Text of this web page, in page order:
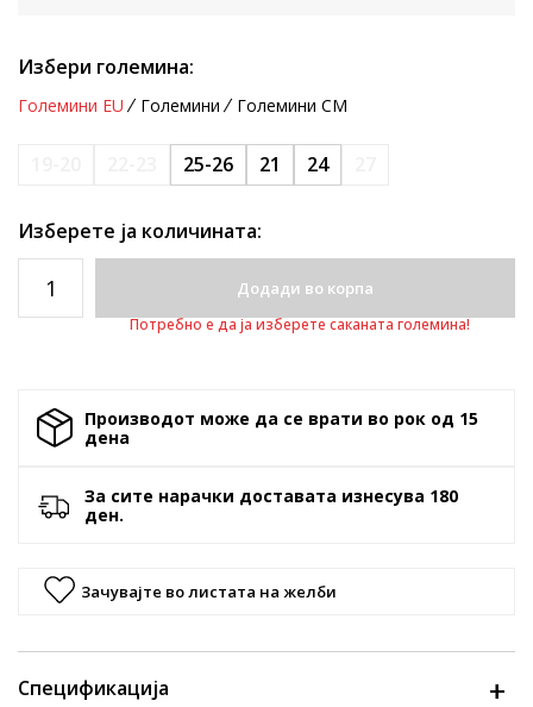
Избери големина:
Големини EU Големини Големини CM
25-26 21 24
Изберете ја количината:
Додади во корпа
Потребно е да ја изберете саканата големина!
Производот може да се врати во рок од 15
денa
За сите нарачки доставата изнесува 180
ден.
Зачувајте во листата на желби
Спецификација